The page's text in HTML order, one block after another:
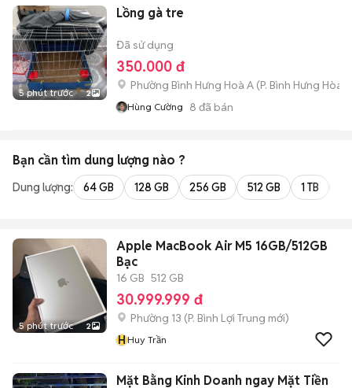
5 phút trước 2
Lồng gà tre
Đã sử dụng
350.000 đ
Phường Bình Hưng Hoà A (P. Bình Hưng Hòa
Hùng Cường 8 đã bán
Bạn cần tìm dung lượng nào ?
Dung lượng: 64 GB 128 GB 256 GB 512 GB 1 TB
5 phút trước 2
Apple MacBook Air M5 16GB/512GB
Bạc
16 GB 512 GB
30.999.999 đ
Phường 13 (P. Bình Lợi Trung mới)
HHuy Trần
Mặt Bằng Kinh Doanh ngay Mặt Tiền